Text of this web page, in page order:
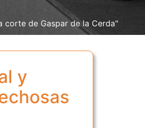
corte de Gaspar de la Cerda"
y